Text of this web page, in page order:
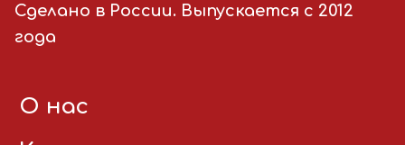
Сделано в России. Выпускается с 2012
года
О нас